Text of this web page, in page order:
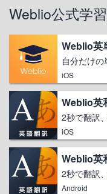
Weblio公式学
Weblio英
自分だけ
iOS
Weblio英
2秒で翻訳
iOS
Weblio英
2秒で翻訳
Android